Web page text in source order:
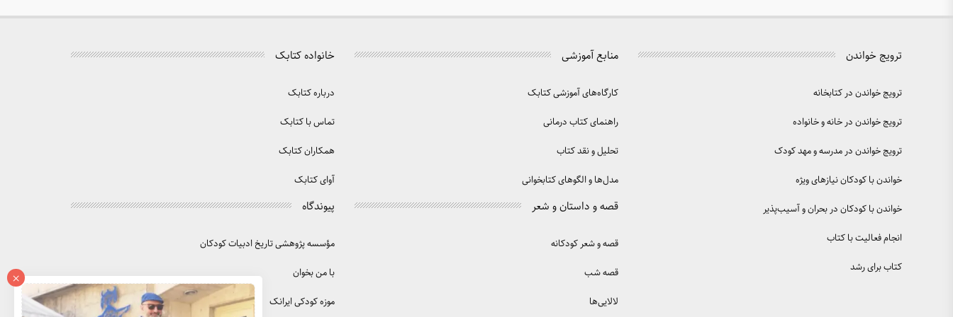
×
ترویج خواندن
ترویج خواندن در کتابخانه
ترویج خواندن در خانه و خانواده
ترویج خواندن در مدرسه و مهد کودک
خواندن با کودکان نیازهای ویژه
خواندن با کودکان در بحران و آسیب‌پذیر
انجام فعالیت با کتاب
کتاب برای رشد
منابع آموزشی
کارگاه‌های آموزشی کتابک
راهنمای کتاب درمانی
تحلیل و نقد کتاب
مدل‌ها و الگوهای کتابخوانی
قصه و داستان و شعر
قصه و شعر کودکانه
قصه شب
لالایی‌ها
خانواده کتابک
درباره کتابک
تماس با کتابک
همکاران کتابک
آوای کتابک
پیوندگاه
مؤسسه پژوهشی تاریخ ادبیات کودکان
با من بخوان
موزه کودکی ایرانک